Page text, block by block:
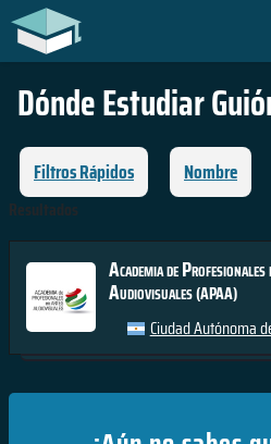
Dónde Estudiar
Filtros Rápidos Nombre
Resultados
Academia de
Audiovisuales(APAA)
Ciudad Autónoma